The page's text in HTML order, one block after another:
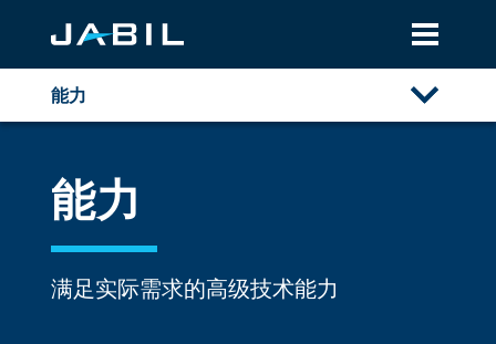
能力
自动化
定制精密自动化
电子
能力
满足实际需求的高级技术能力